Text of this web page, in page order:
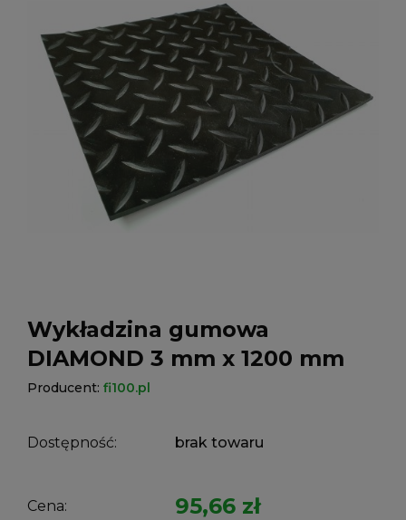
Wykładzina gumowa
DIAMOND 3 mm x 1200 mm
Producent: fi100.pl
Dostępność: brak towaru
Cena: 95,66 zł